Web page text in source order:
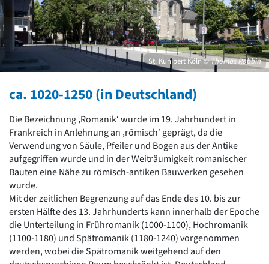
David Chipperfield
Harald Deilmann
Gottfried Böhm
Schneider von Esleben
Peter Behrens
Auszeichnung vorbildlicher Bauten NRW 2020
Epochen
Gesamtübersicht...
Gegenwart
Postmoderne
1950er-70er Jahre
Moderne
Reformarchitektur
Jugendstil
Historismus
Klassizismus
Barock
Renaissance
St. Kunibert Köln© Thomas Robbin
ca. 1020-1250 (in Deutschland)
Die Bezeichnung ‚Romanik‘ wurde im 19. Jahrhundert in
Frankreich in Anlehnung an ‚römisch‘ geprägt, da die
Verwendung von Säule, Pfeiler und Bogen aus der Antike
aufgegriffen wurde und in der Weiträumigkeit romanischer
Bauten eine Nähe zu römisch-antiken Bauwerken gesehen
wurde.
Mit der zeitlichen Begrenzung auf das Ende des 10. bis zur
ersten Hälfte des 13. Jahrhunderts kann innerhalb der Epoche
die Unterteilung in Frühromanik (1000-1100), Hochromanik
(1100-1180) und Spätromanik (1180-1240) vorgenommen
werden, wobei die Spätromanik weitgehend auf den